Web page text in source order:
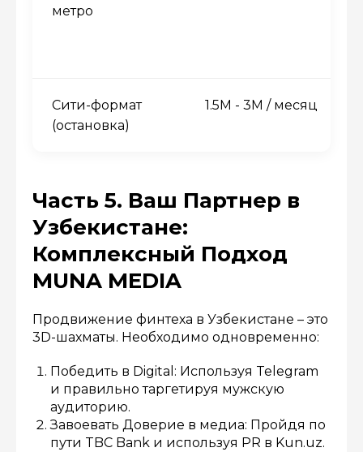
метро
Сити-формат
(остановка)
1.5M - 3M / месяц
Часть 5. Ваш Партнер в
Узбекистане:
Комплексный Подход
MUNA MEDIA
Продвижение финтеха в Узбекистане – это
3D-шахматы. Необходимо одновременно:
Победить в Digital: Используя Telegram
и правильно таргетируя мужскую
аудиторию.
Завоевать Доверие в медиа: Пройдя по
пути TBC Bank и используя PR в Kun.uz.